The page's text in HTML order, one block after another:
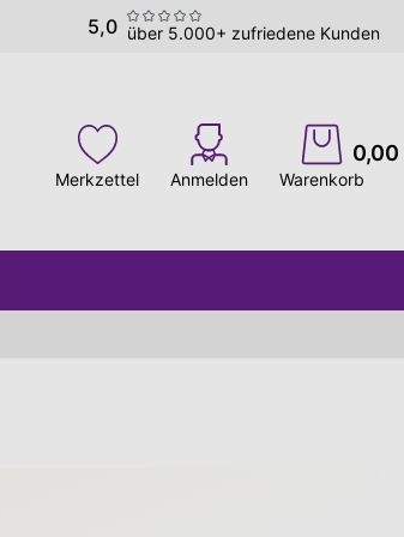
5,0 über 5.000+ zufriedene Kunden
Merkzettel Anmelden Warenkorb